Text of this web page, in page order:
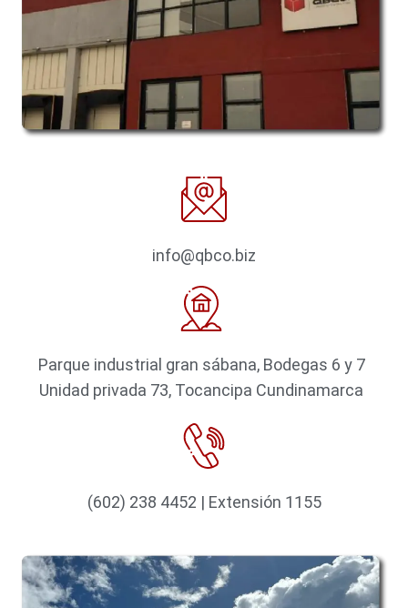
info@qbco.biz
Parque industrial gran sábana, Bodegas 6 y 7
Unidad privada 73, Tocancipa Cundinamarca
(602) 238 4452 | Extensión 1155